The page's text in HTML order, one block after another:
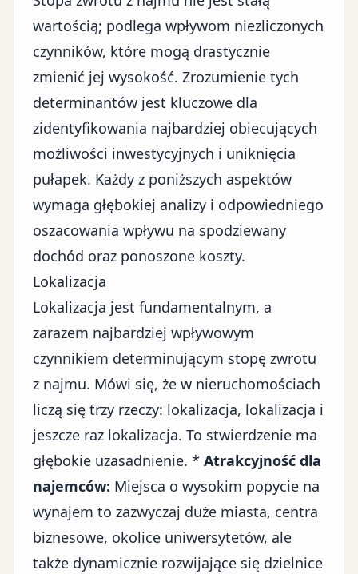
wartością; podlega wpływom niezliczonych
czynników, które mogą drastycznie
zmienić jej wysokość. Zrozumienie tych
determinantów jest kluczowe dla
zidentyfikowania najbardziej obiecujących
możliwości inwestycyjnych i uniknięcia
pułapek. Każdy z poniższych aspektów
wymaga głębokiej analizy i odpowiedniego
oszacowania wpływu na spodziewany
dochód oraz ponoszone koszty.
Lokalizacja
Lokalizacja jest fundamentalnym, a
zarazem najbardziej wpływowym
czynnikiem determinującym stopę zwrotu
z najmu. Mówi się, że w nieruchomościach
liczą się trzy rzeczy: lokalizacja, lokalizacja i
jeszcze raz lokalizacja. To stwierdzenie ma
głębokie uzasadnienie. * Atrakcyjność dla
najemców: Miejsca o wysokim popycie na
wynajem to zazwyczaj duże miasta, centra
biznesowe, okolice uniwersytetów, ale
także dynamicznie rozwijające się dzielnice